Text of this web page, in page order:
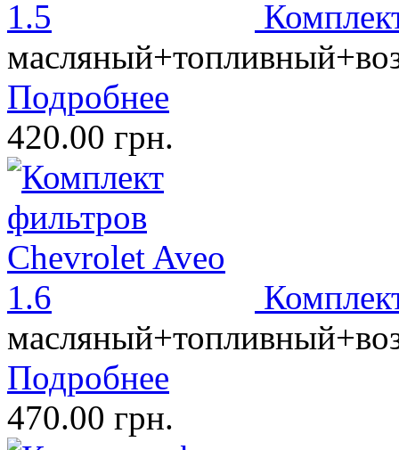
Подробнее
420.00 грн.
Подробнее
470.00 грн.